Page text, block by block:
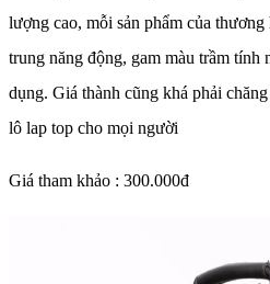
lượng cao, mỗi sản phẩm của
trung năng động, gam màu trầm
dụng. Giá thành cũng khá phải
lô lap top cho mọi người
Giá tham khảo : 300.000đ